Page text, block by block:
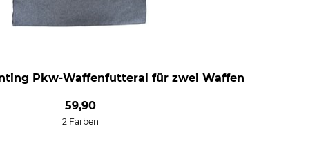
Pkw-Waffenfutteral für zwei Waffen
59,90
2 Farben